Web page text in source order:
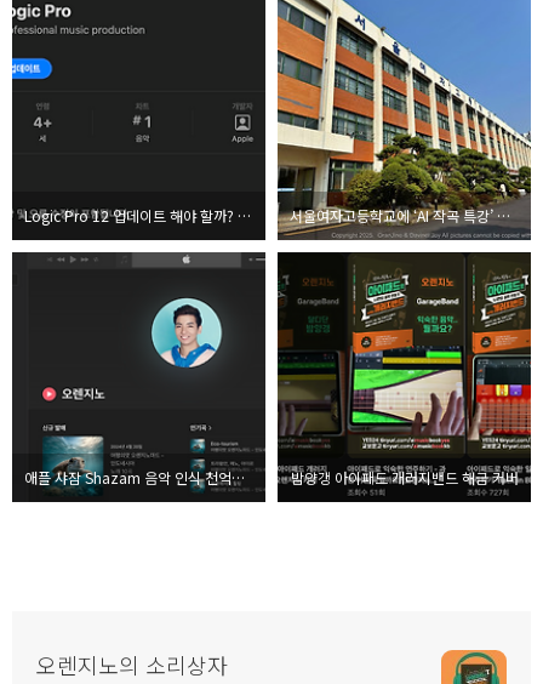
Logic Pro 12 업데이트 해야 할까? 실사용 반응 총정리 (지금 올려도 될까?) 서울여자고등학교에 ‘AI 작곡 특강’ 오렌지노 강의 시작
애플 샤잠 Shazam 음악 인식 천억회 돌파 밤양갱 아이패드 개러지밴드 해금 커버
오렌지노의 소리상자